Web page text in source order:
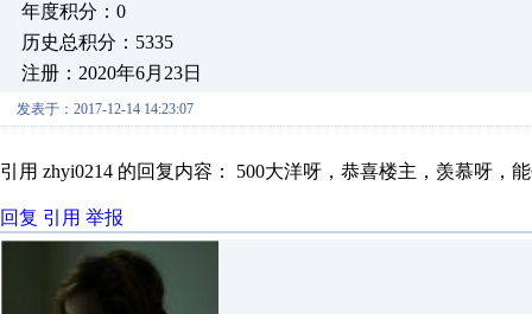
年度积分：0
历史总积分：5335
注册：2020年6月23日
发表于：2017-12-14 14:23:07
引用 zhyi0214 的回复内容： 500大洋呀，恭喜楼主，羡慕呀，
回复 引用 举报